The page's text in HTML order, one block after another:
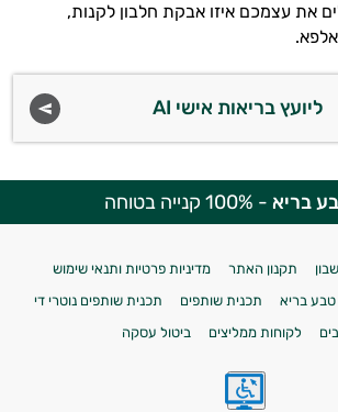
את עצמכם איזו אבקת חלבון לקנות,
ליועץ בריאות אישי AI
בריא - 100% קנייה בטוחה
תקנון האתר
מדיניות פרטיות ותנאי שימוש
טבע בריא תכנית שותפים
תכנית שותפים נוטרי די
לקוחות ממליצים ביטול עסקה